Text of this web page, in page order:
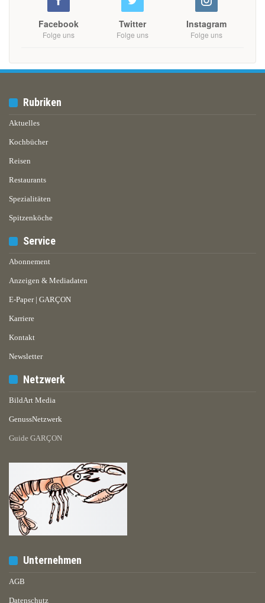
Facebook
Folge uns
Twitter
Folge uns
Instagram
Folge uns
Rubriken
Aktuelles
Kochbücher
Reisen
Restaurants
Spezialitäten
Spitzenköche
Service
Abonnement
Anzeigen & Mediadaten
E-Paper | GARÇON
Karriere
Kontakt
Newsletter
Netzwerk
BildArt Media
GenussNetzwerk
Guide GARÇON
Unternehmen
AGB
Datenschutz